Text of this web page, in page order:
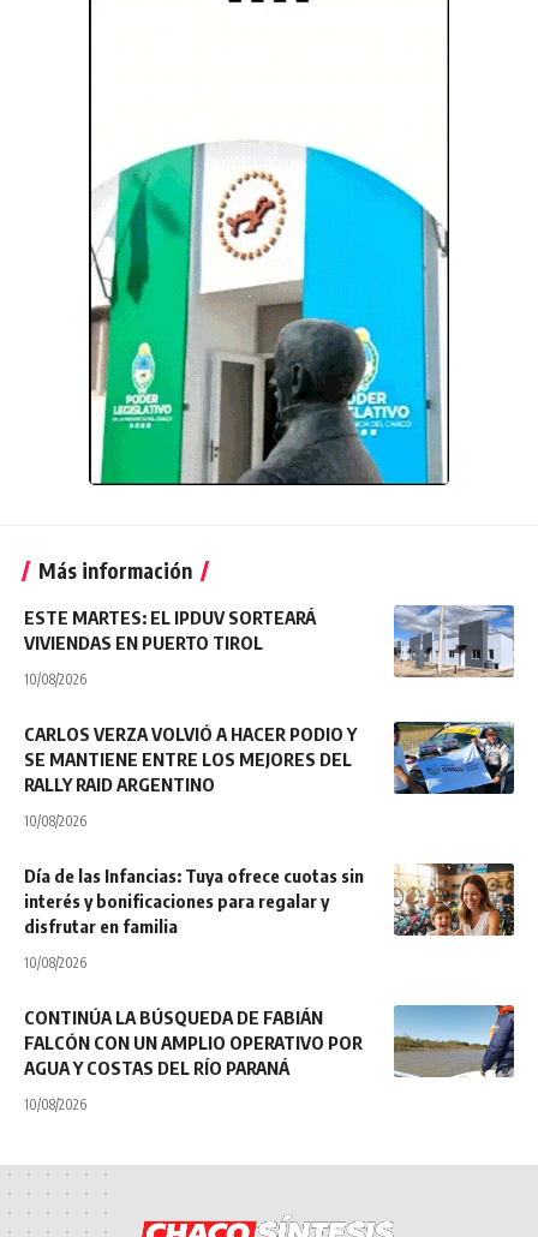
Más información
ESTE MARTES: EL IPDUV SORTEARÁ
VIVIENDAS EN PUERTO TIROL
10/08/2026
CARLOS VERZA VOLVIÓ A HACER PODIO Y
SE MANTIENE ENTRE LOS MEJORES DEL
RALLY RAID ARGENTINO
10/08/2026
Día de las Infancias: Tuya ofrece cuotas sin
interés y bonificaciones para regalar y
disfrutar en familia
10/08/2026
CONTINÚA LA BÚSQUEDA DE FABIÁN
FALCÓN CON UN AMPLIO OPERATIVO POR
AGUA Y COSTAS DEL RÍO PARANÁ
10/08/2026